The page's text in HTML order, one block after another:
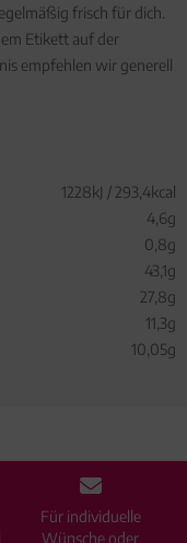
frisch für dich.
Etikett auf der
empfehlen wir generell
1228kJ / 293,4kcal
4,6g
0,8g
43,1g
27,8g
11,3g
10,05g
Für individuelle
Wünsche oder